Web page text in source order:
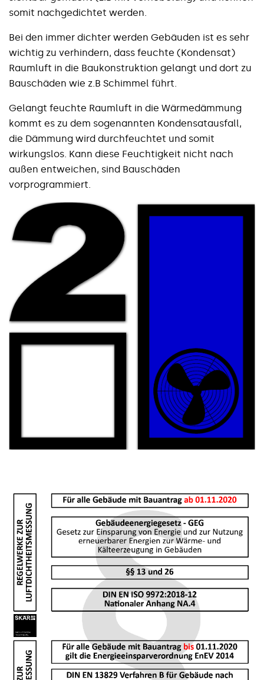
somit nachgedichtet werden.
Bei den immer dichter werden Gebäuden ist es sehr
wichtig zu verhindern, dass feuchte (Kondensat)
Raumluft in die Baukonstruktion gelangt und dort zu
Bauschäden wie z.B Schimmel führt.
Gelangt feuchte Raumluft in die Wärmedämmung
kommt es zu dem sogenannten Kondensatausfall,
die Dämmung wird durchfeuchtet und somit
wirkungslos. Kann diese Feuchtigkeit nicht nach
außen entweichen, sind Bauschäden
vorprogrammiert.